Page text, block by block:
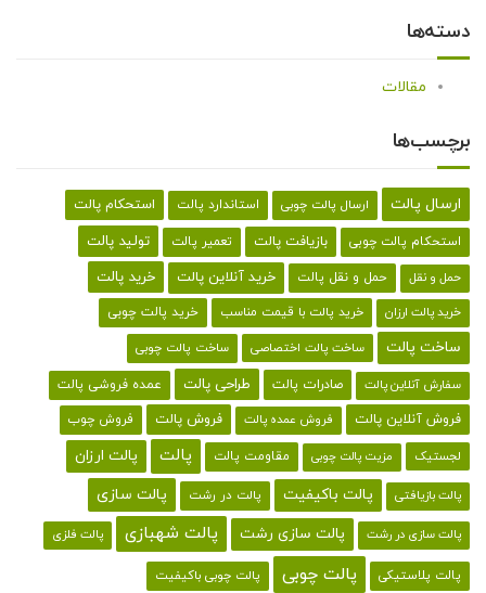
دسته‌ها
مقالات
برچسب‌ها
ارسال پالت ارسال پالت چوبی استاندارد پالت استحکام پالت
استحکام پالت چوبی بازیافت پالت تعمیر پالت تولید پالت
حمل و نقل حمل و نقل پالت خرید آنلاین پالت خرید پالت
خرید پالت ارزان خرید پالت با قیمت مناسب خرید پالت چوبی
ساخت پالت ساخت پالت اختصاصی ساخت پالت چوبی
سفارش آنلاین پالت صادرات پالت طراحی پالت عمده فروشی پالت
فروش آنلاین پالت فروش عمده پالت فروش پالت فروش چوب
لجستیک مزیت پالت چوبی مقاومت پالت پالت پالت ارزان
پالت بازیافتی پالت باکیفیت پالت در رشت پالت سازی
پالت سازی در رشت پالت سازی رشت پالت شهبازی پالت فلزی
پالت پلاستیکی پالت چوبی پالت چوبی باکیفیت